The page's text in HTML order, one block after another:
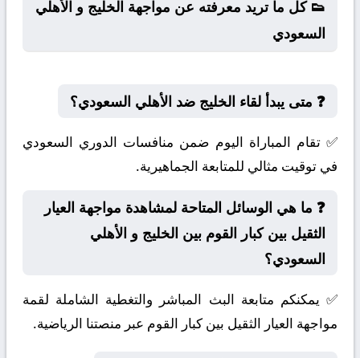
👟 كل ما تريد معرفته عن مواجهة الخليج و الأهلي
السعودي
❓ متى يبدأ لقاء الخليج ضد الأهلي السعودي؟
✅ تقام المباراة اليوم ضمن منافسات الدوري السعودي
في توقيت مثالي للمتابعة الجماهيرية.
❓ ما هي الوسائل المتاحة لمشاهدة مواجهة العيار
الثقيل بين كبار القوم بين الخليج و الأهلي
السعودي؟
✅ يمكنكم متابعة البث المباشر والتغطية الشاملة لقمة
مواجهة العيار الثقيل بين كبار القوم عبر منصتنا الرياضية.